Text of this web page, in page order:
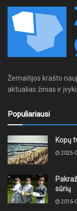
Žemaitijos krašto
aktualias žinias ir
Populiariausi
Kopų
2025-
sūrių
2016-